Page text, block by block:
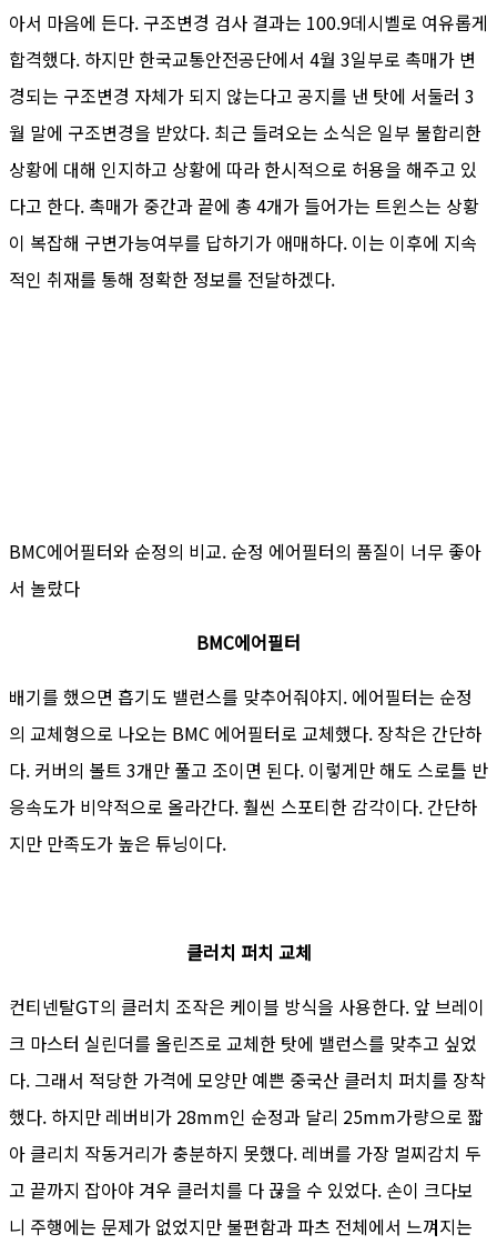
아서 마음에 든다. 구조변경 검사 결과는 100.9데시벨로 여유롭게
합격했다. 하지만 한국교통안전공단에서 4월 3일부로 촉매가 변
경되는 구조변경 자체가 되지 않는다고 공지를 낸 탓에 서둘러 3
월 말에 구조변경을 받았다. 최근 들려오는 소식은 일부 불합리한
상황에 대해 인지하고 상황에 따라 한시적으로 허용을 해주고 있
다고 한다. 촉매가 중간과 끝에 총 4개가 들어가는 트윈스는 상황
이 복잡해 구변가능여부를 답하기가 애매하다. 이는 이후에 지속
적인 취재를 통해 정확한 정보를 전달하겠다.
BMC에어필터와 순정의 비교. 순정 에어필터의 품질이 너무 좋아
서 놀랐다
BMC에어필터
배기를 했으면 흡기도 밸런스를 맞추어줘야지. 에어필터는 순정
의 교체형으로 나오는 BMC 에어필터로 교체했다. 장착은 간단하
다. 커버의 볼트 3개만 풀고 조이면 된다. 이렇게만 해도 스로틀 반
응속도가 비약적으로 올라간다. 훨씬 스포티한 감각이다. 간단하
지만 만족도가 높은 튜닝이다.
클러치 퍼치 교체
컨티넨탈GT의 클러치 조작은 케이블 방식을 사용한다. 앞 브레이
크 마스터 실린더를 올린즈로 교체한 탓에 밸런스를 맞추고 싶었
다. 그래서 적당한 가격에 모양만 예쁜 중국산 클러치 퍼치를 장착
했다. 하지만 레버비가 28mm인 순정과 달리 25mm가량으로 짧
아 클리치 작동거리가 충분하지 못했다. 레버를 가장 멀찌감치 두
고 끝까지 잡아야 겨우 클러치를 다 끊을 수 있었다. 손이 크다보
니 주행에는 문제가 없었지만 불편함과 파츠 전체에서 느껴지는